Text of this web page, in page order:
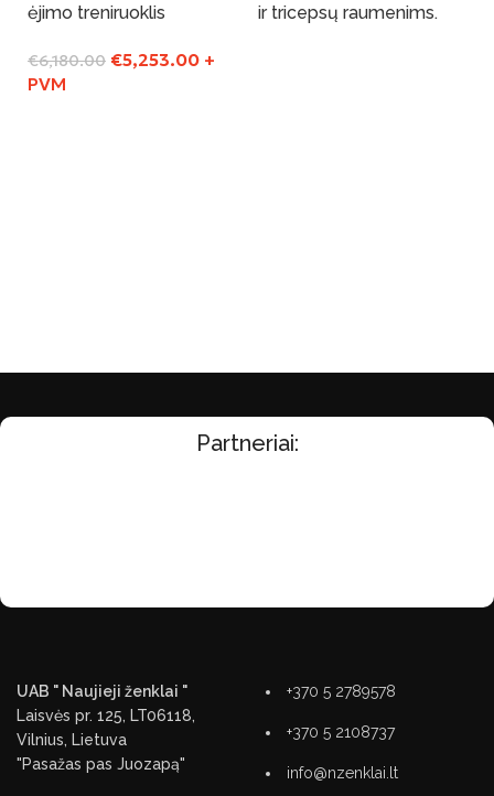
ėjimo treniruoklis
€6,180.00 €5,253.00 +
PVM
ir tricepsų raumenims.
Partneriai:
UAB " Naujieji ženklai "
Laisvės pr. 125, LT06118,
Vilnius, Lietuva
"Pasažas pas Juozapą"
+370 5 2789578
+370 5 2108737
info@nzenklai.lt